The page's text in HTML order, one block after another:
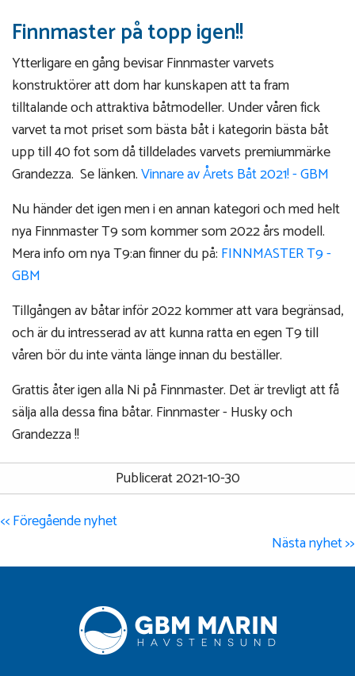
Finnmaster på topp igen!!
Ytterligare en gång bevisar Finnmaster varvets
konstruktörer att dom har kunskapen att ta fram
tilltalande och attraktiva båtmodeller. Under våren fick
varvet ta mot priset som bästa båt i kategorin bästa båt
upp till 40 fot som då tilldelades varvets premiummärke
Grandezza. Se länken.Vinnare av Årets Båt 2021! - GBM
Nu händer det igen men i en annan kategori och med helt
nya Finnmaster T9 som kommer som 2022 års modell.
Mera info om nya T9:an finner du på: FINNMASTER T9 -
GBM
Tillgången av båtar inför 2022 kommer att vara begränsad,
och är du intresserad av att kunna ratta en egen T9 till
våren bör du inte vänta länge innan du beställer.
Grattis åter igen alla Ni på Finnmaster. Det är trevligt att få
sälja alla dessa fina båtar. Finnmaster - Husky och
Grandezza !!
Publicerat 2021-10-30
<< Föregående nyhet
Nästa nyhet >>